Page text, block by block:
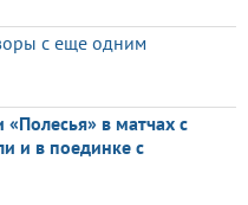
с еще одним
в матчах с
и в поединке с